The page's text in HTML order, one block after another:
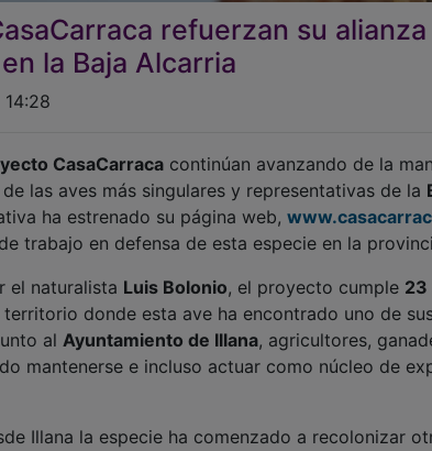
refuerzan su
la Baja Alcarria
CasaCarraca continúan avanzando de la
de las aves más singulares y representativas de la
ha estrenado su página web,
trabajo en defensa de esta especie en la
el naturalista Luis Bolonio, el proyecto cumple 23
territorio donde esta ave ha encontrado uno de
al Ayuntamiento de Illana, agricultores,
mantenerse e incluso actuar como núcleo de
Illana la especie ha comenzado a recolonizar